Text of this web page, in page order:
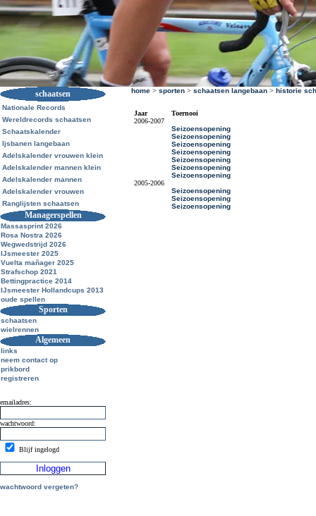
schaatsen
Nationale Records
Wereldrecords schaatsen
Schaatskalender
Ijsbanen langebaan
Adelskalender vrouwen klein
Adelskalender mannen klein
Adelskalender mannen
Adelskalender vrouwen
Ranglijsten schaatsen
Managerspellen
Massasprint 2026
Rosa Nostra 2026
Wegwedstrijd 2026
IJsmeester 2025
Vuelta mañager 2025
Strafschop 2021
Bettingpractice 2014
IJsmeester Hollandcups 2013
oude spellen
Sporten
schaatsen
wielrennen
Algemeen
links
neem contact op
prikbord
registreren
emailadres:
wachtwoord:
Blijf ingelogd
wachtwoord vergeten?
home > sporten > schaatsen langebaan > historie
Jaar
Toernooi
2006-2007
Seizoensopening
Seizoensopening
Seizoensopening
Seizoensopening
Seizoensopening
Seizoensopening
Seizoensopening
2005-2006
Seizoensopening
Seizoensopening
Seizoensopening